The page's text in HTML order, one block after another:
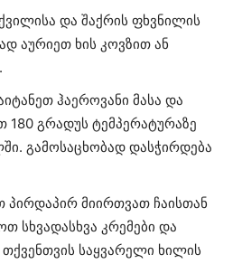
და შაქრის ფხვნილის
აურიეთ ხის კოვზით ან
ჰაეროვანი მასა და
180 გრადუს ტემპერატურაზე
გამოსაცხობად დასჭირდება
პირდაპირ მიირთვათ ჩაისთან
სხვადასხვა კრემები და
საყვარელი ხილის